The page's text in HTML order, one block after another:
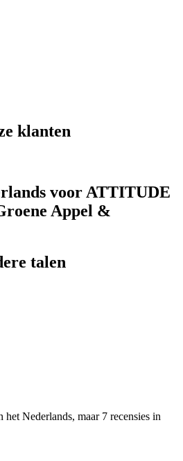
klanten
voor ATTITUDE
Appel &
talen
Nederlands, maar 7 recensies in